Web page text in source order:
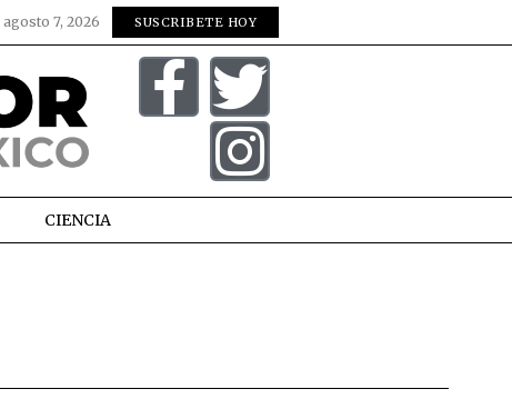
agosto 7, 2026 SUSCRIBETE HOY
CIENCIA